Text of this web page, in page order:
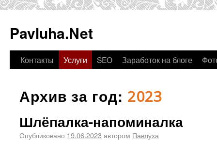
Pavluha.Net
Контакты Услуги SEO Заработок на блоге
Архив за год: 2023
Шлёпалка-напоминалка
Опубликовано 19.06.2023 автором Павлуха